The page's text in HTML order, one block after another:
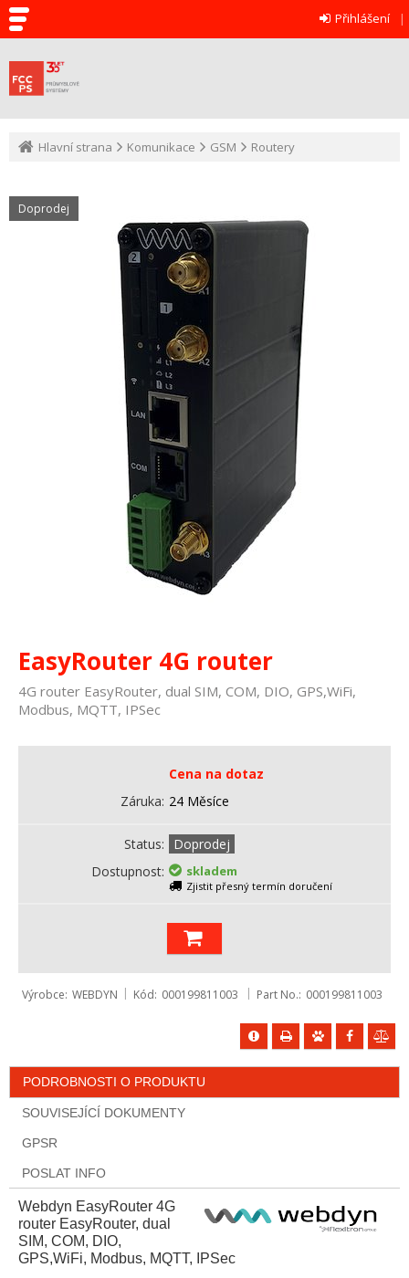
Přihlášení
Hlavní strana Komunikace GSM Routery
Doprodej
EasyRouter 4G router
4G router EasyRouter, dual SIM, COM, DIO, GPS,WiFi,
Modbus, MQTT, IPSec
Cena na dotaz
Záruka 24 Měsíce
Status
Doprodej
Dostupnost
skladem
Zjistit přesný termín doručení
Výrobce WEBDYN Kód 000199811003 Part No. 000199811003
PODROBNOSTI O PRODUKTU
SOUVISEJÍCÍ DOKUMENTY
GPSR
POSLAT INFO
Webdyn EasyRouter 4G
router EasyRouter, dual
SIM, COM, DIO,
GPS,WiFi, Modbus, MQTT, IPSec